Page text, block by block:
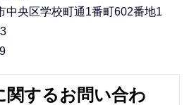
央区学校町通1番町602番地1
関するお問い合わ